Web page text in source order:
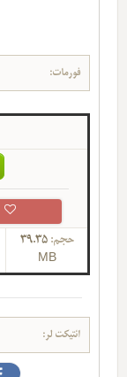
فورمات:
حجم:39.35
MB
ائتیکت لر: